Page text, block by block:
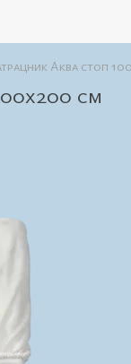
Аква стоп
см